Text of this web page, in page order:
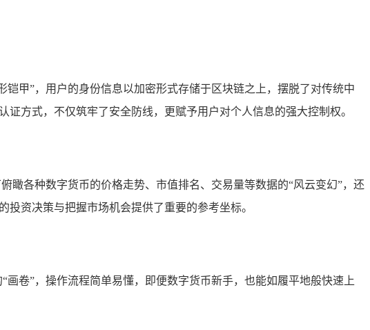
甲”，用户的身份信息以加密形式存储于区块链之上，摆脱了对传统中
方式，不仅筑牢了安全防线，更赋予用户对个人信息的强大控制权。
瞰各种数字货币的价格走势、市值排名、交易量等数据的“风云变幻”，还
资决策与把握市场机会提供了重要的参考坐标。
卷”，操作流程简单易懂，即便数字货币新手，也能如履平地般快速上